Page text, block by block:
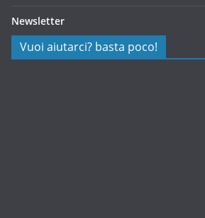
Newsletter
Vuoi aiutarci? basta poco!